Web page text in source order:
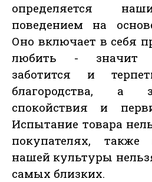
определяется
поведением на
Оно включает в себя
любить - значит
заботится и
благородства, а
спокойствия и
Испытание товара
покупателях,
нашей культуры
самых близких.